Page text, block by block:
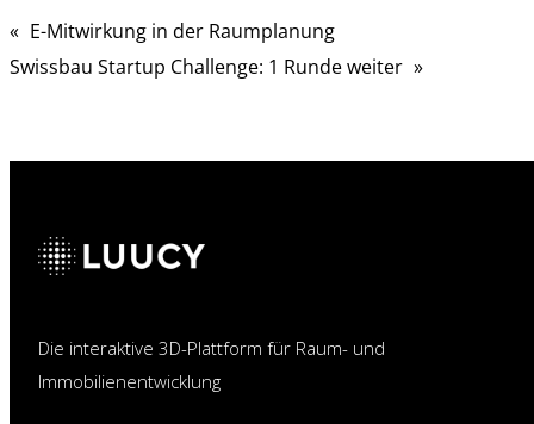
« E-Mitwirkung in der Raumplanung
Swissbau Startup Challenge: 1 Runde weiter »
Die interaktive 3D-Plattform für Raum- und
Immobilienentwicklung